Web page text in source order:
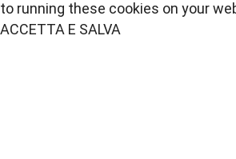
to running these cookies on your
ACCETTA E SALVA